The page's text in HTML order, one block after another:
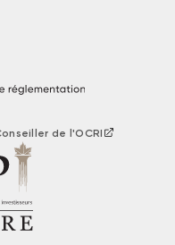
de l'OCRI